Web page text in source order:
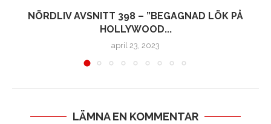
NÖRDLIV AVSNITT 398 – ”BEGAGNAD LÖK PÅ
HOLLYWOOD...
april 23, 2023
LÄMNA EN KOMMENTAR